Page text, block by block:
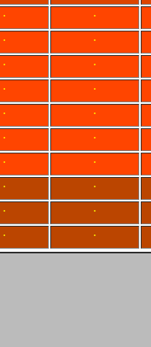
. .
. .
. .
. .
. .
. .
. .
. .
. .
. .